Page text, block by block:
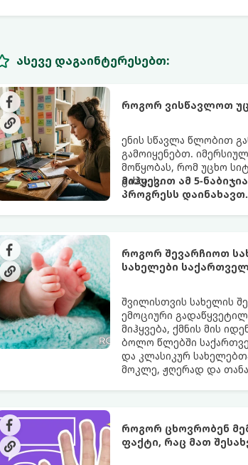
ასევე დაგაინტერესებთ:
როგორ ვისწავლოთ
ენის სწავლა წლობით
გამოიყენებთ.
მოწყობას, რომ უცხო
გახდეს.
მიჰყევით ამ 5-
პროგრესს დაინახავთ.
როგორ შევარჩიოთ
სახელები
შვილისთვის სახელის
ემოციური
მიჰყვება, ქმნის მის
ბოლო წლებში
და კლასიკურ
მოკლე, ჟღერად და
როგორ ცხოვრობენ
ფაქტი, რაც მათ